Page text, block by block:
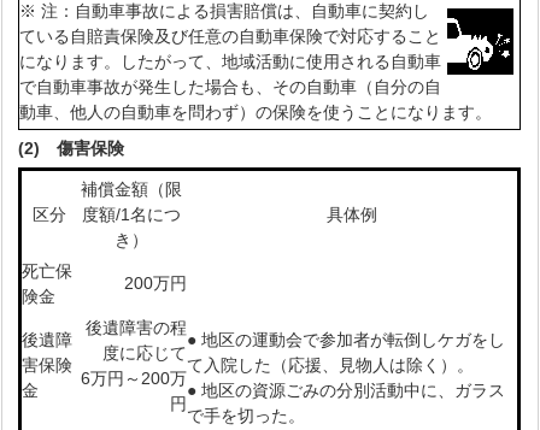
※ 注：自動車事故による損害賠償は、自動車に契約し
ている自賠責保険及び任意の自動車保険で対応すること
になります。したがって、地域活動に使用される自動車
で自動車事故が発生した場合も、その自動車（自分の自
動車、他人の自動車を問わず）の保険を使うことになります。
(2) 傷害保険
区分
補償金額（限
度額/1名につ
き）
具体例
死亡保
険金
200万円
● 地区の運動会で参加者が転倒しケガをし
て入院した（応援、見物人は除く）。
● 地区の資源ごみの分別活動中に、ガラス
で手を切った。
後遺障
害保険
金
後遺障害の程
度に応じて
6万円～200万
円